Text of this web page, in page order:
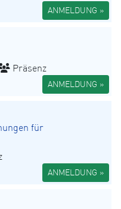
ANMELDUNG »
Präsenz
ANMELDUNG »
für
ANMELDUNG »